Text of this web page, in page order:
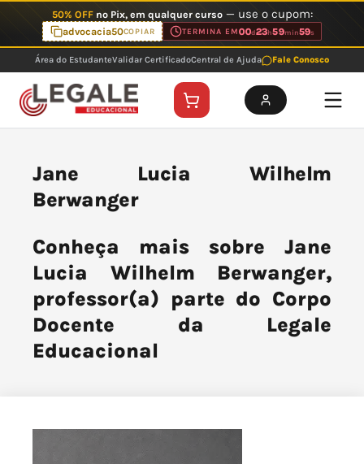
o
conteúdo
50% OFFno Pix, em qualquer curso— use o cupom:
advocacia50COPIAR TERMINA EM00d23h59min59s
Área do EstudanteValidar CertificadoCentral de Ajuda Fale Conosco
Jane Lucia Wilhelm
Berwanger
Conheça mais sobre Jane
Lucia Wilhelm Berwanger,
professor(a) parte do Corpo
Docente da Legale
Educacional